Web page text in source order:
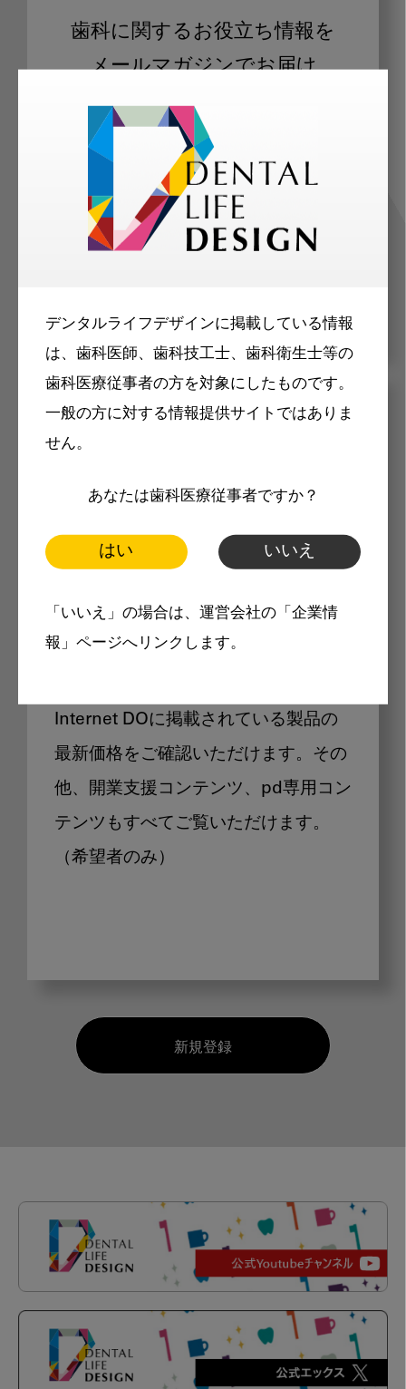
デンタルライフデザインに掲載している情報
は、歯科医師、歯科技工士、歯科衛生士等の
歯科医療従事者の方を対象にしたものです。
一般の方に対する情報提供サイトではありま
せん。
あなたは歯科医療従事者ですか？
はい いいえ
「いいえ」の場合は、運営会社の「企業情
報」ページへリンクします。
歯科に関するお役立ち情報を
メールマガジンでお届け
ご登録いただいた職種（歯科医師、歯
科衛生士、歯科技工士）に合わせた内
容のメールマガジンをお届けします。
メリット
製品価格も閲覧可能
Internet DOに掲載されている製品の
最新価格をご確認いただけます。その
他、開業支援コンテンツ、pd専用コン
テンツもすべてご覧いただけます。
（希望者のみ）
新規登録